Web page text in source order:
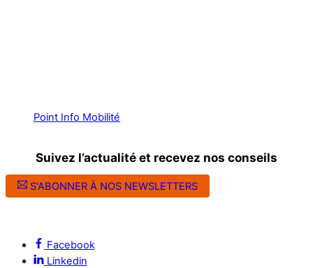
Point Info Mobilité
Suivez l’actualité et recevez nos conseils
S'ABONNER À NOS NEWSLETTERS
Facebook
Linkedin